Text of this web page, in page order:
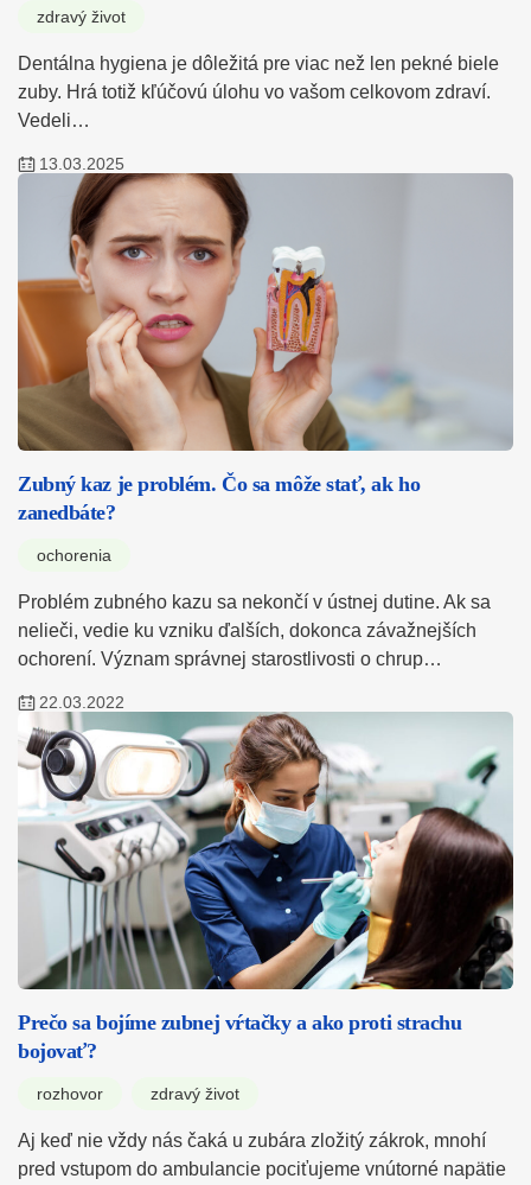
zdravý život
Dentálna hygiena je dôležitá pre viac než len pekné biele
zuby. Hrá totiž kľúčovú úlohu vo vašom celkovom zdraví.
Vedeli…
13.03.2025
Zubný kaz je problém. Čo sa môže stať, ak ho
zanedbáte?
ochorenia
Problém zubného kazu sa nekončí v ústnej dutine. Ak sa
nelieči, vedie ku vzniku ďalších, dokonca závažnejších
ochorení. Význam správnej starostlivosti o chrup…
22.03.2022
Prečo sa bojíme zubnej vŕtačky a ako proti strachu
bojovať?
rozhovor zdravý život
Aj keď nie vždy nás čaká u zubára zložitý zákrok, mnohí
pred vstupom do ambulancie pociťujeme vnútorné napätie